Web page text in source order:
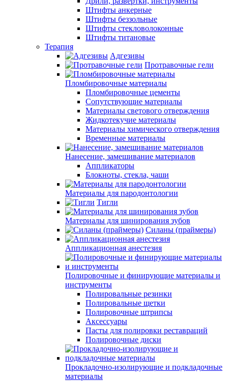
Штифты анкерные
Штифты беззольные
Штифты стекловолоконные
Штифты титановые
Терапия
Адгезивы
Протравочные гели
Пломбировочные материалы
Пломбировочные цементы
Сопутствующие материалы
Материалы светового отверждения
Жидкотекучие материалы
Материалы химического отверждения
Временные материалы
Нанесение, замешивание материалов
Аппликаторы
Блокноты, стекла, чаши
Материалы для пародонтологии
Тигли
Материалы для шинирования зубов
Силаны (праймеры)
Аппликационная анестезия
Полировочные и финирующие материалы и
инструменты
Полировальные резинки
Полировальные щетки
Полировочные штрипсы
Аксессуары
Пасты для полировки реставраций
Полировочные диски
Прокладочно-изолирующие и подкладочные
материалы